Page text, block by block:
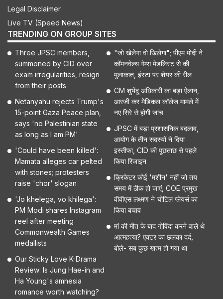
Legal Disclaimer
Live TV (Speed News)
TRENDING ON GROUP SITES
Three JPSC members,
summoned by CID over
exam irregularities, resign
from their posts
Netanyahu rejects Trump's
15-point Gaza Peace plan,
says 'no Palestinian state
as long as I am PM'
'Could have been killed':
Mamata alleges car pelted
with stones; protesters
raise 'chor' slogan
'Jo khelega, vo khilega':
PM Modi shares Instagram
reel after meeting
Commonwealth Games
medallists
Our Sticky Love K-Drama
Review: Is Jung Hae-in and
Ha Young's amnesia
romance worth watching?
"जो खेलेगा वो खिलेगा"; पीएम मोदी ने
कॉमनवेल्थ गेम्स मेडलिस्ट से की
मुलाकात, इंस्टा पर शेयर की रील
CM शुभेंदु अधिकारी का बड़ा ऐलान,
आरजी कर मेडिकल कॉलेज मामले में
नए सिरे से होगी जांच
JPSC में बड़ा प्रशासनिक बदलाव,
आयोग के तीन सदस्यों ने दिया
इस्तीफा, CID की पूछताछ से पहले
किया रिजाइन
क्रिकेटर कोई 'मशीन' नहीं जो तय
समय में ठीक हो जाएं, COE प्रमुख
वीवीएस लक्ष्मण ने चोटिल प्लेयर्स का
किया बचाव
मां की मौत के बाद गोविंदा करने वाले थे
आत्महत्या? एक्टर का छलका दर्द,
बोले- सब कुछ खत्म हो गया था